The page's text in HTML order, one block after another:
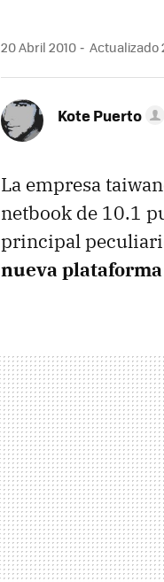
20 Abril 2010 Actualizado
Kote Puerto
La empresa
netbook de 10.1
principal
nueva plataforma